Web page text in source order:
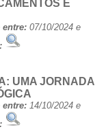
E
entre: 07/10/2024 e
UMA JORNADA
entre: 14/10/2024 e